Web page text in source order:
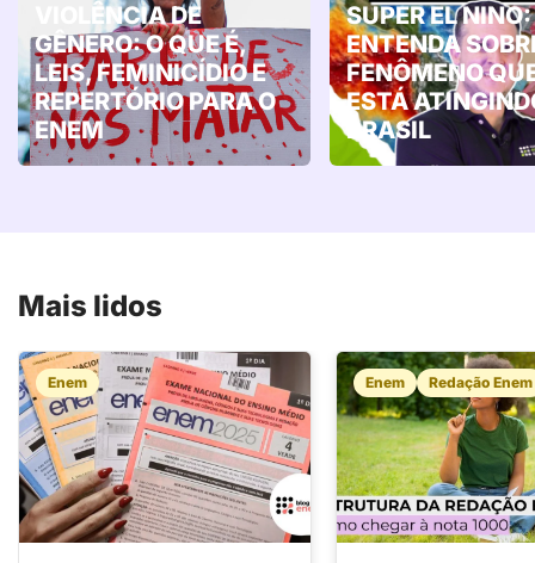
VIOLÊNCIA DE
GÊNERO: O QUE É,
LEIS, FEMINICÍDIO E
REPERTÓRIO PARA O
ENEM
SUPER EL NINO:
ENTENDA
FENÔMENO
ESTÁ
BRASIL
Mais lidos
Enem Enem Redação Enem